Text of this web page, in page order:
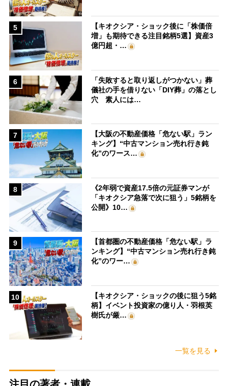
5
【キオクシア・ショック後に「株価倍
増」も期待できる注目銘柄5選】資産3
億円超・…
6
「失敗すると取り返しがつかない」葬
儀社の手を借りない「DIY葬」の落とし
穴 素人には…
7
【大阪の不動産価格「危ない駅」ラン
キング】“中古マンション売れ行き鈍
化”のワース…
8
《2年弱で資産17.5倍の元証券マンが
「キオクシア急落で次に狙う」5銘柄を
公開》10…
9
【首都圏の不動産価格「危ない駅」ラ
ンキング】“中古マンション売れ行き鈍
化”のワー…
10
【キオクシア・ショックの後に狙う5銘
柄】イベント投資家の億り人・羽根英
樹氏が厳…
一覧を見る